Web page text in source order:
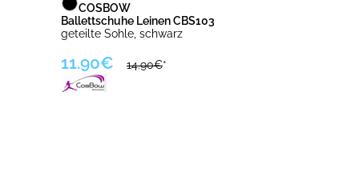
COSBOW
Ballettschuhe Leinen CBS103
geteilte Sohle, schwarz
11.90€ 14.90€*